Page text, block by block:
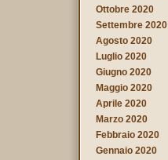
Ottobre 2020
Settembre 2020
Agosto 2020
Luglio 2020
Giugno 2020
Maggio 2020
Aprile 2020
Marzo 2020
Febbraio 2020
Gennaio 2020